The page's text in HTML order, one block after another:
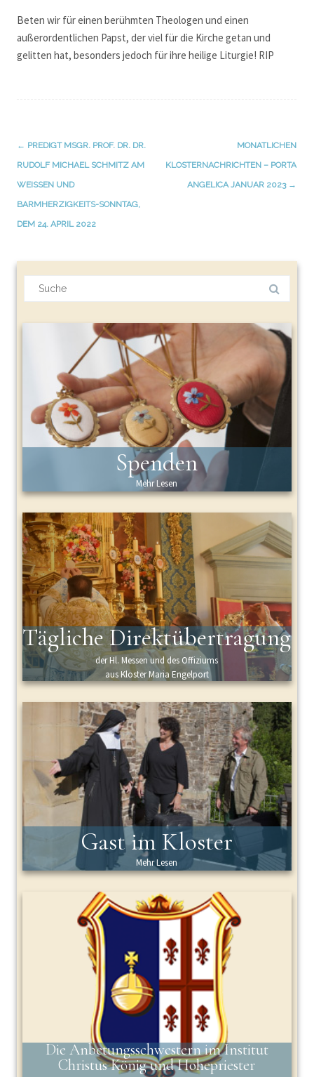
Beten wir für einen berühmten Theologen und einen
außerordentlichen Papst, der viel für die Kirche getan und
gelitten hat, besonders jedoch für ihre heilige Liturgie! RIP
Navigation
(Beiträge)
← PREDIGT MSGR. PROF. DR. DR.
RUDOLF MICHAEL SCHMITZ AM
WEISSEN UND B
ARMHERZIGKEITS-SONNTAG, D
EM 24. APRIL 2022
MONATLICHEN
KLOSTERNACHRICHTEN – PORTA
ANGELICA JANUAR 2023 →
Suchergebnis
Spenden
Mehr Lesen
Tägliche Direktübertragung
der Hl. Messen und des Offiziums
aus Kloster Maria Engelport
Gast im Kloster
Mehr Lesen
Die Anbetungsschwestern im Institut
Christus König und Hohepriester